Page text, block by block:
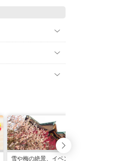
雪や梅の絶景、イベン